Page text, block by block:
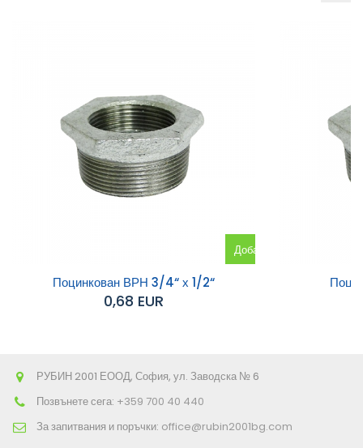
Добавяне
Поцинкован ВРН 3/4“ х 1/2“
0,68 EUR
РУБИН 2001 ЕООД, София, ул. Заводска № 6
Позвънете сега: +359 700 40 440
За запитвания и поръчки: office@rubin2001bg.com